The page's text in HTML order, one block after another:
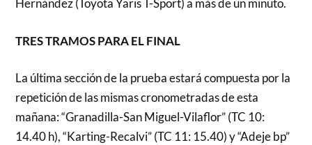
Hernández (Toyota Yaris T-Sport) a más de un minuto.
TRES TRAMOS PARA EL FINAL
La última sección de la prueba estará compuesta por la
repetición de las mismas cronometradas de esta
mañana: “Granadilla-San Miguel-Vilaflor” (TC 10:
14.40 h), “Karting-Recalvi” (TC 11: 15.40) y “Adeje bp”